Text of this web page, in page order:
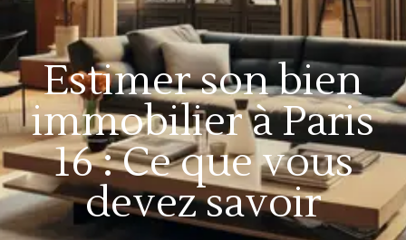
Estimer son bien
immobilier à Paris
16 : Ce que vous
devez savoir